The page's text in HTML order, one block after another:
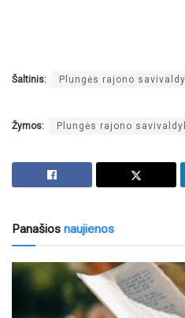
Šaltinis: Plungės rajono
Žymos: Plungės rajono
Panašios naujienos